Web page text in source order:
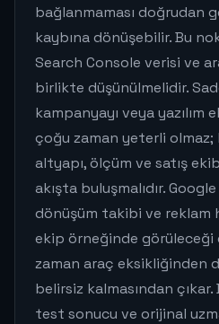
bağlanmaması doğrudan
kaybına dönüşebilir. Bu
Search Console verisi ve
birlikte düşünülmelidir.
kampanyayı veya yazılım
çoğu zaman yeterli olmaz;
altyapı, ölçüm ve satış
akışta buluşmalıdır.
dönüşüm takibi ve reklam
ekip örneğinde görüleceği
zaman araç eksikliğinden
belirsiz kalmasından
test sonucu ve orijinal